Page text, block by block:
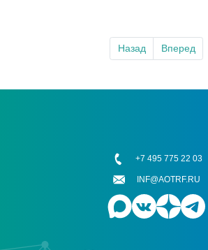
Назад Вперед
+7 495 775 22 03
INF@AOTRF.RU